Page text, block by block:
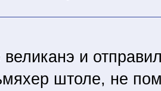
и
штоле, не